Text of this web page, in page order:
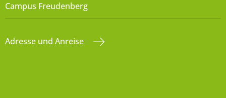
Campus Freudenberg
Adresse und Anreise